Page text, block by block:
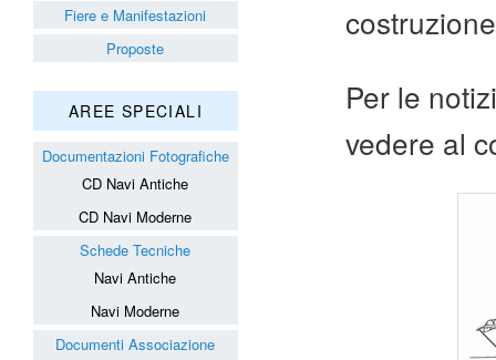
Per le
vedere al
Fiere e Manifestazioni
Proposte
AREE SPECIALI
Documentazioni Fotografiche
CD Navi Antiche
CD Navi Moderne
Schede Tecniche
Navi Antiche
Navi Moderne
Documenti Associazione